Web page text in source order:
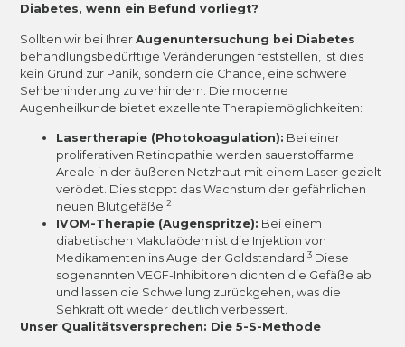
Diabetes, wenn ein Befund vorliegt?
Sollten wir bei IhrerAugenuntersuchung bei Diabetes
behandlungsbedürftige Veränderungen feststellen, ist dies
kein Grund zur Panik, sondern die Chance, eine schwere
Sehbehinderung zu verhindern. Die moderne
Augenheilkunde bietet exzellente Therapiemöglichkeiten:
Lasertherapie (Photokoagulation): Bei einer
proliferativen Retinopathie werden sauerstoffarme
Areale in der äußeren Netzhaut mit einem Laser gezielt
verödet. Dies stoppt das Wachstum der gefährlichen
neuen Blutgefäße.2
IVOM-Therapie (Augenspritze): Bei einem
diabetischen Makulaödem ist die Injektion von
Medikamenten ins Auge der Goldstandard.3 Diese
sogenannten VEGF-Inhibitoren dichten die Gefäße ab
und lassen die Schwellung zurückgehen, was die
Sehkraft oft wieder deutlich verbessert.
Unser Qualitätsversprechen: Die 5-S-Methode